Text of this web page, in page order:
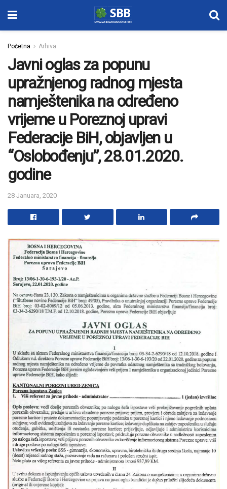
Početna Arhiva
Javni oglas za popunu
upražnjenog radnog mjesta
namještenika na određeno
vrijeme u Poreznoj upravi
Federacije BiH, objavljen u
“Oslobođenju”, 28.01.2020.
godine
28 Januara, 2020